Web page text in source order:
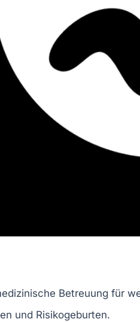
Betreuung für
und Risikogeburten.